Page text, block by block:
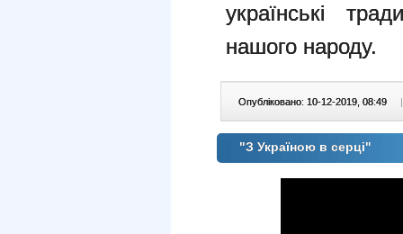
українські
нашого народу.
Опубліковано: 10-12-2019, 08:49 |
"З Україною в серці"